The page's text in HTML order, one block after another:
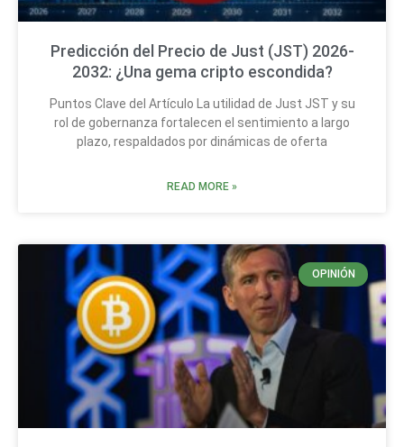
Predicción del Precio de Just (JST) 2026-
2032: ¿Una gema cripto escondida?
Puntos Clave del Artículo La utilidad de Just JST y su
rol de gobernanza fortalecen el sentimiento a largo
plazo, respaldados por dinámicas de oferta
READ MORE »
OPINIÓN